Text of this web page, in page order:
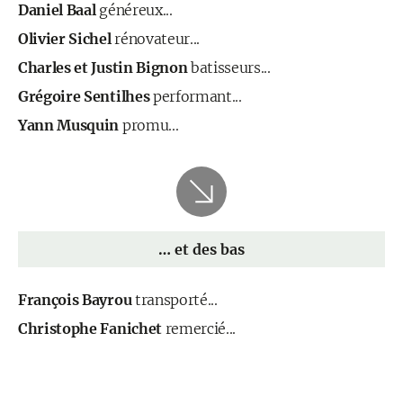
Daniel Baalgénéreux...
Olivier Sichelrénovateur...
Charles et Justin Bignonbatisseurs...
Grégoire Sentilhesperformant...
Yann Musquin promu...
… et des bas
François Bayroutransporté...
Christophe Fanichetremercié...